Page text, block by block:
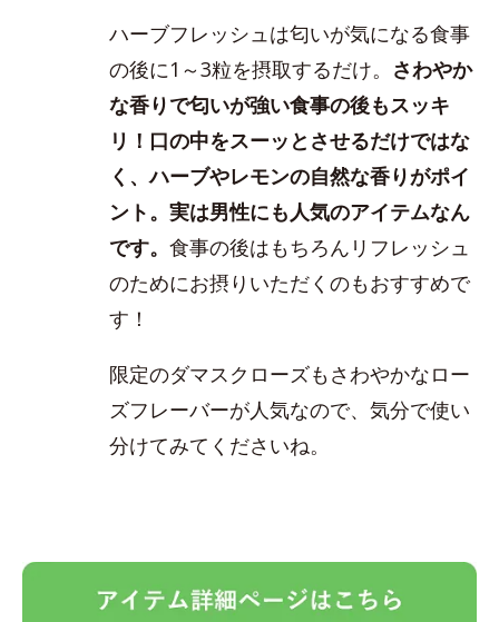
ハーブフレッシュは匂いが気になる食事
の後に1～3粒を摂取するだけ。 さわやか
な香りで匂いが強い食事の後もスッキ
リ！口の中をスーッとさせるだけではな
く、ハーブやレモンの自然な香りがポイ
ント。実は男性にも人気のアイテムなん
です。食事の後はもちろんリフレッシュ
のためにお摂りいただくのもおすすめで
す！
限定のダマスクローズもさわやかなロー
ズフレーバーが人気なので、気分で使い
分けてみてくださいね。